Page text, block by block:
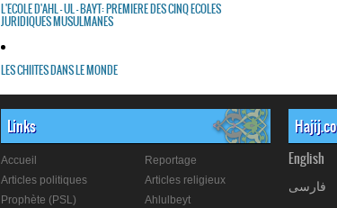
L'ECOLE D'AHL - UL - BAYT: PREMIERE DES CINQ ECOLES
JURIDIQUES MUSULMANES
LES CHIITES DANS LE MONDE
Links
Accueil
Reportage
Articles politiques
Articles religieux
Prophète (PSL)
Ahlulbeyt
English
فارسی